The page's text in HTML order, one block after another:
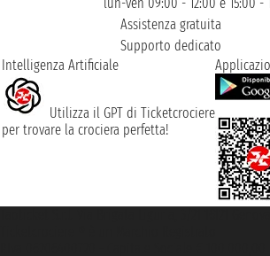
Assistenza gratuita
Supporto dedicato
Intelligenza Artificiale
Utilizza il GPT di Ticketcrociere
per trovare la crociera perfetta!